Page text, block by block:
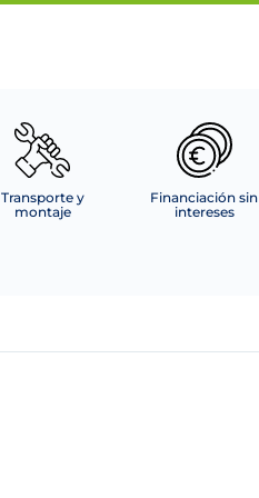
Transporte y
montaje
Financiación sin
intereses